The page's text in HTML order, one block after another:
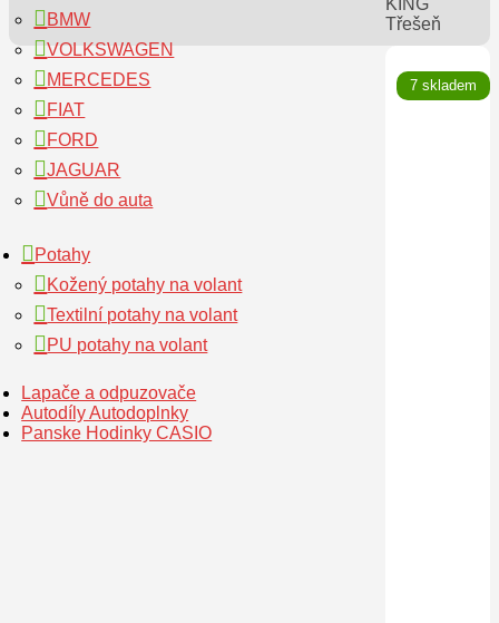
BMW
VOLKSWAGEN
MERCEDES
FIAT
FORD
JAGUAR
Vůně do auta
Potahy
Kožený potahy na volant
Textilní potahy na volant
PU potahy na volant
Lapače a odpuzovače
Autodíly Autodoplnky
Panske Hodinky CASIO
KING
Třešeň
🔍
7 skladem